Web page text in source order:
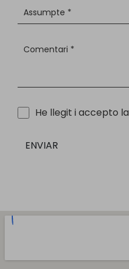
He llegit i accepto la
ENVIAR